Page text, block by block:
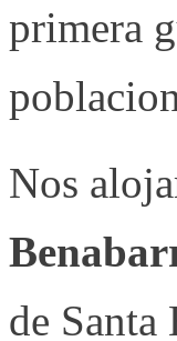
primera
Nos
de